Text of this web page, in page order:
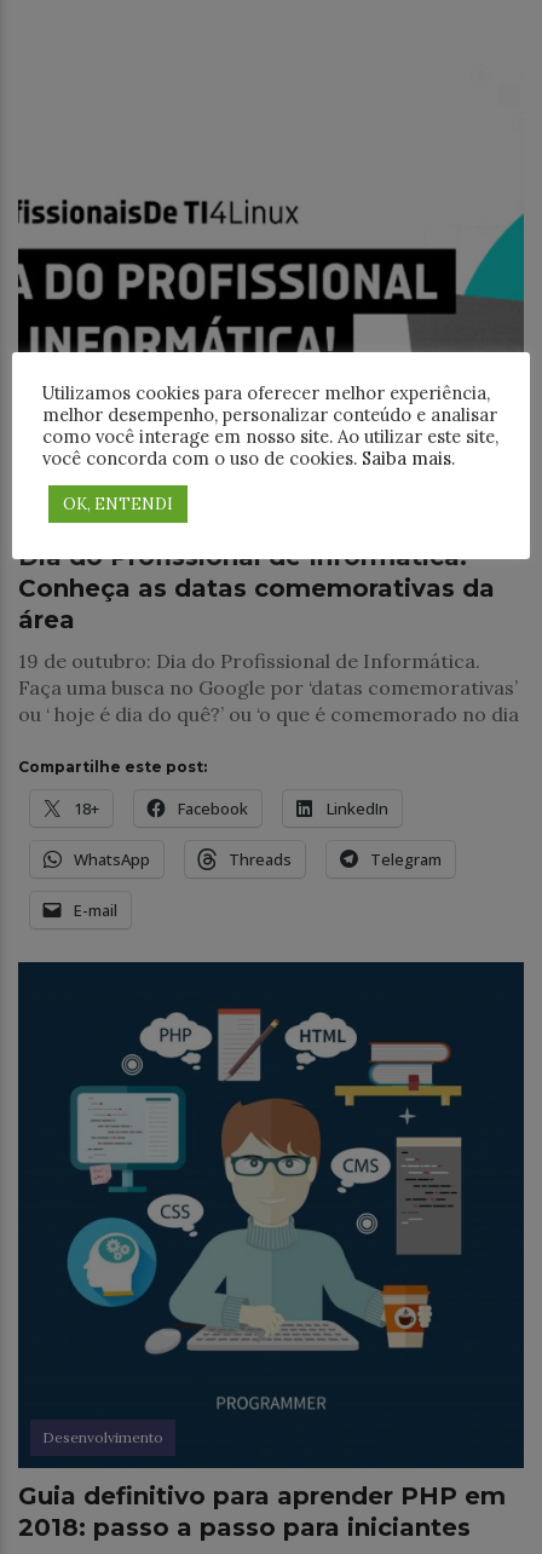
Notícias
Dia do Profissional de Informática:
Conheça as datas comemorativas da
área
19 de outubro: Dia do Profissional de Informática.
Faça uma busca no Google por ‘datas comemorativas’
ou ‘ hoje é dia do quê?’ ou ‘o que é comemorado no dia
Compartilhe este post:
18+ Facebook LinkedIn
WhatsApp Threads Telegram
E-mail
Desenvolvimento
Guia definitivo para aprender PHP em
2018: passo a passo para iniciantes
Utilizamos cookies para oferecer melhor experiência,
melhor desempenho, personalizar conteúdo e analisar
como você interage em nosso site. Ao utilizar este site,
você concorda com o uso de cookies. Saiba mais.
OK, ENTENDI